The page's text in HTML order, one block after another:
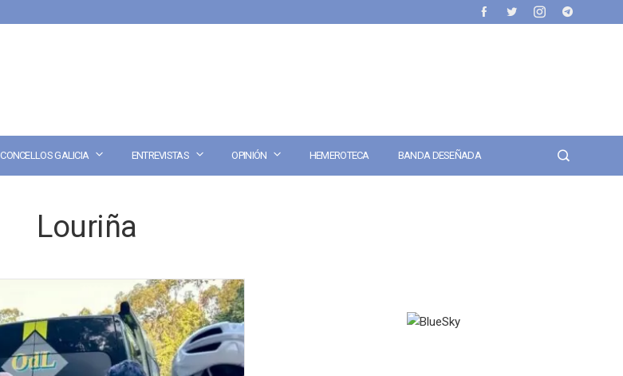
CONCELLOS GALICIA ENTREVISTAS OPINIÓN HEMEROTECA BANDA DESEÑADA
Louriña